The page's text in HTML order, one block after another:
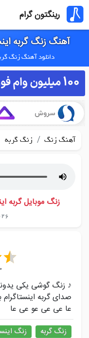
رینگتون گرام
آهنگ زنگ گربه
دانلود آهنگ زنگ
آهنگ زنگ / زنگ گربه
زنگ موبایل گربه
626
♪ زنگ گوشی یکی
صدای گربه اینستاگرام
عا عی عی عو عی عا
زنگ گربه زنگ